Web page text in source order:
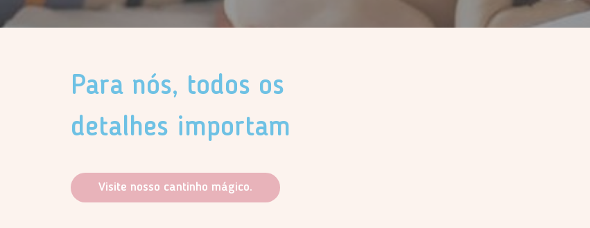
Para nós, todos os
detalhes importam
Visite nosso cantinho mágico.